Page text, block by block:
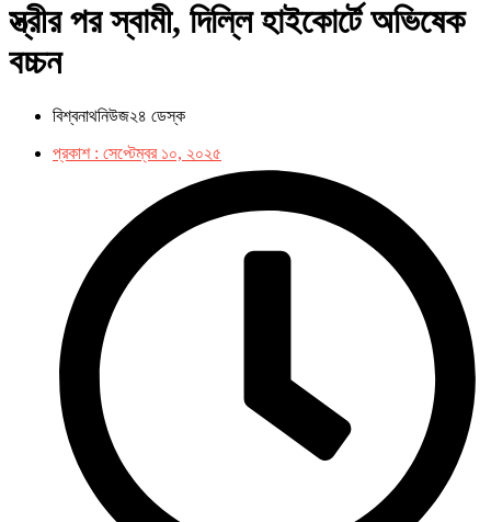
স্ত্রীর পর স্বামী, দিল্লি হাইকোর্টে অভিষেক
বচ্চন
বিশ্বনাথনিউজ২৪ ডেস্ক
প্রকাশ : সেপ্টেম্বর ১০, ২০২৫